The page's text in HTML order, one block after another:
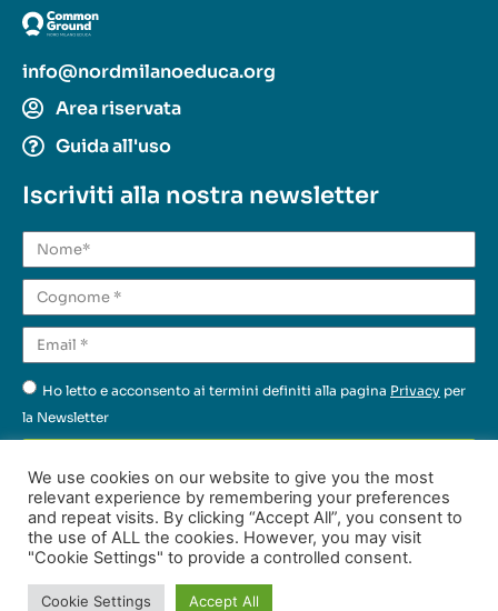
info@nordmilanoeduca.org
Area riservata
Guida all'uso
Iscriviti alla nostra newsletter
Ho letto e acconsento ai termini definiti alla pagina Privacy per
la Newsletter
Fatto con daTechSoup Italia|Cookie e Privacy Policy
© 2022-2026 Common Ground
We use cookies on our website to give you the most
relevant experience by remembering your preferences
and repeat visits. By clicking “Accept All”, you consent to
the use of ALL the cookies. However, you may visit
"Cookie Settings" to provide a controlled consent.
Cookie Settings Accept All